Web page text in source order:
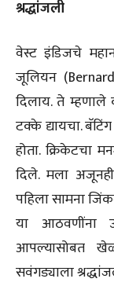
श्रद्धांजली
वेस्ट इंडिजचे
जूलियन
दिलाय. ते
टक्के द्यायचा.
होता. क्रिकेटचा
दिले. मला
पहिला सामना
या आठवणींना
आपल्यासोबत
सवंगड्याला